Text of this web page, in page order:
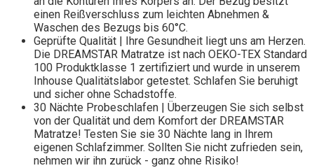
einen Reißverschluss zum leichten Abnehmen &
Waschen des Bezugs bis 60°C.
Geprüfte Qualität | Ihre Gesundheit liegt uns am Herzen.
Die DREAMSTAR Matratze ist nach OEKO-TEX Standard
100 Produktklasse 1 zertifiziert und wurde in unserem
Inhouse Qualitätslabor getestet. Schlafen Sie beruhigt
und sicher ohne Schadstoffe.
30 Nächte Probeschlafen | Überzeugen Sie sich selbst
von der Qualität und dem Komfort der DREAMSTAR
Matratze! Testen Sie sie 30 Nächte lang in Ihrem
eigenen Schlafzimmer. Sollten Sie nicht zufrieden sein,
nehmen wir ihn zurück - ganz ohne Risiko!